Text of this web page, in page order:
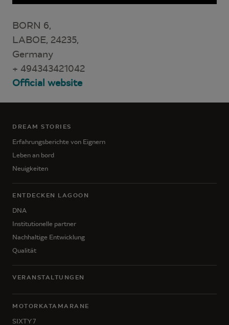
BORN 6,
LABOE, 24235,
Germany
+ 494343421042
Official website
DREAM STORIES
Erfahrungsberichte von Eignern
Leben an bord
Neuigkeiten
ENTDECKEN LAGOON
DNA
Institutionelle partner
Nachhaltige Entwicklung
Qualität
VERANSTALTUNGEN
MOTORKATAMARANE
SIXTY 7